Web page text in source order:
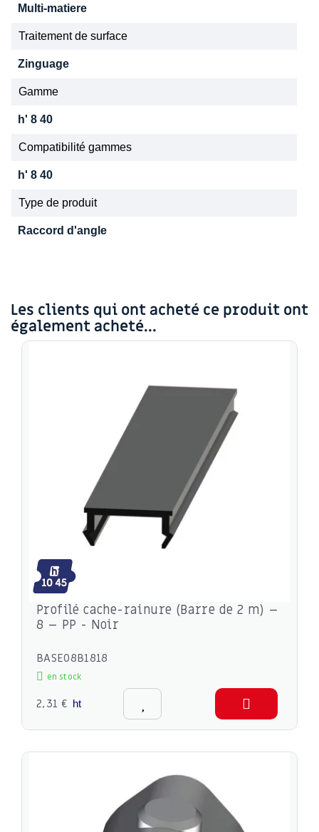
Multi-matiere
Traitement de surface
Zinguage
Gamme
h' 8 40
Compatibilité gammes
h' 8 40
Type de produit
Raccord d'angle
Les clients qui ont acheté ce produit ont
également acheté...
Profilé cache-rainure (Barre de 2 m) –
8 – PP - Noir
BASE08B1818
en stock
2,31 € ht